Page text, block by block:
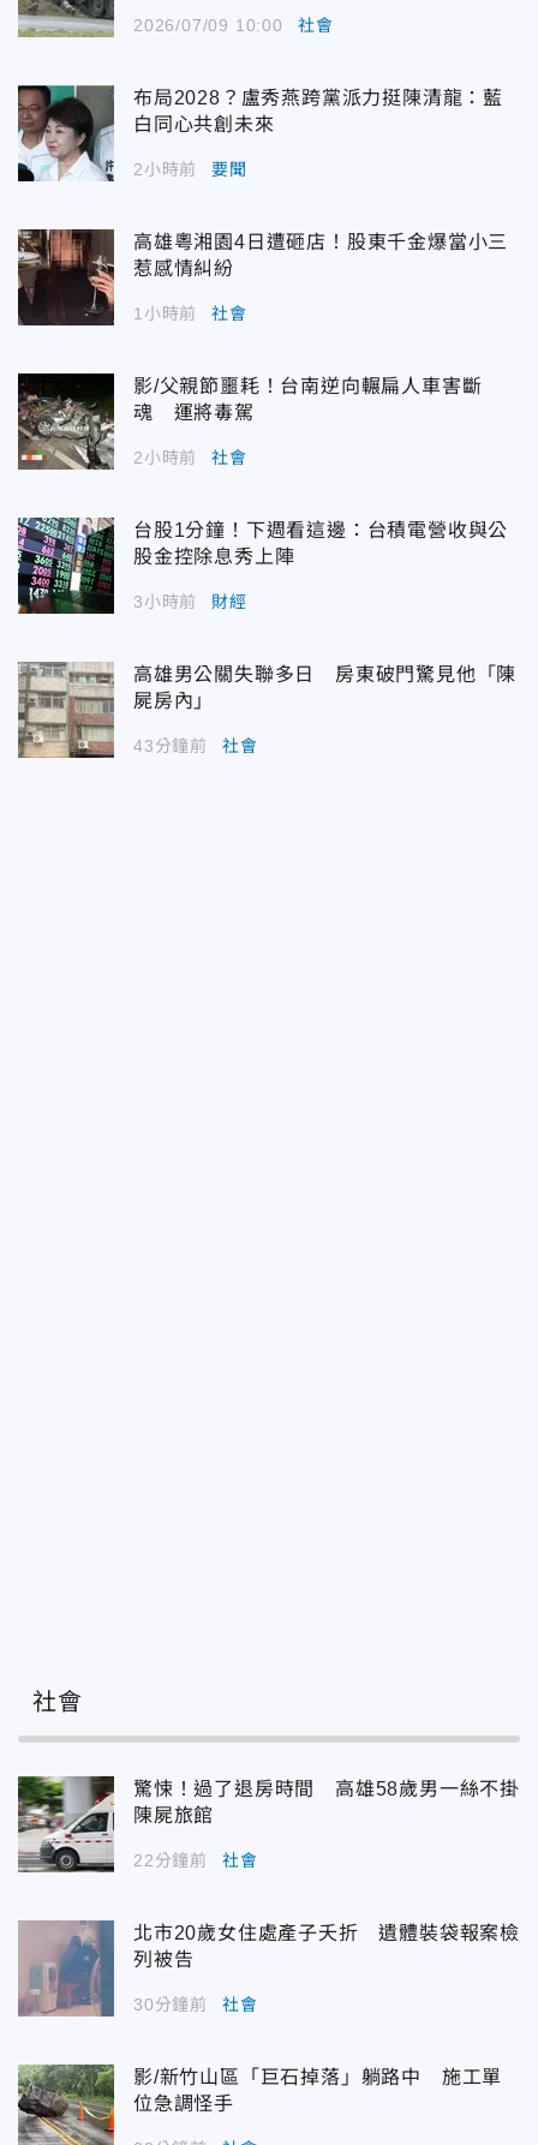
2026/07/09 10:00 社會
布局2028？盧秀燕跨黨派力挺陳清龍：藍
白同心共創未來
2小時前 要聞
高雄粵湘園4日遭砸店！股東千金爆當小三
惹感情糾紛
1小時前 社會
影/父親節噩耗！台南逆向輾扁人車害斷
魂 運將毒駕
2小時前 社會
台股1分鐘！下週看這邊：台積電營收與公
股金控除息秀上陣
3小時前 財經
高雄男公關失聯多日 房東破門驚見他「陳
屍房內」
43分鐘前 社會
社會
驚悚！過了退房時間 高雄58歲男一絲不掛
陳屍旅館
22分鐘前 社會
北市20歲女住處產子夭折 遺體裝袋報案檢
列被告
30分鐘前 社會
影/新竹山區「巨石掉落」躺路中 施工單
位急調怪手